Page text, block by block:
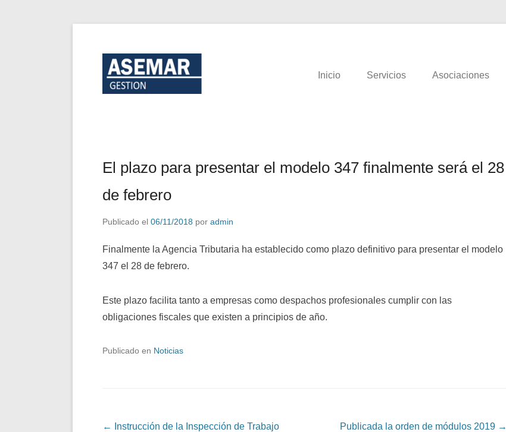
Inicio Servicios Asociaciones
El plazo para presentar el modelo 347 finalmente será el 28
de febrero
Publicado el 06/11/2018 por admin
Finalmente la Agencia Tributaria ha establecido como plazo definitivo para presentar el modelo
347 el 28 de febrero.
Este plazo facilita tanto a empresas como despachos profesionales cumplir con las
obligaciones fiscales que existen a principios de año.
Publicado en Noticias
Navegación de entradas
←
Instrucción de la Inspección de Trabajo
Publicada la orden de módulos 2019 →